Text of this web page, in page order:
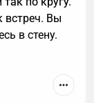
Вы
в стену.